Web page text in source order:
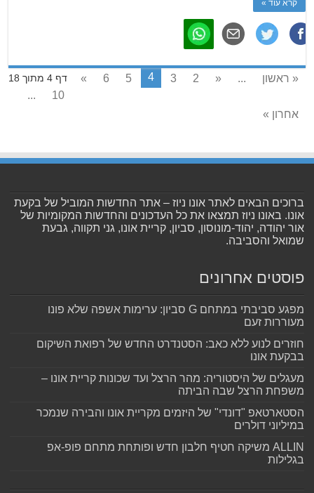
קרא עוד »
דף 4 מתוך 18 « ראשון ...
«
2
3
4
5
6
»
10
...
אחרון »
ברוכים הבאים לאתר אונו ניוז – אתר החדשות המוביל של בקעת
אונו. באונו ניוז תמצאו את כל העדכונים והחדשות המקומיות של
אור יהודה, יהוד-מונוסון, סביון, קריית אונו, גני תקווה, גבעת
שמואל והסביבה.
פוסטים אחרונים
מפגע סביבתי במתחם G סביון: ערימות אשפה שלא פונו
מעוררות זעם
חוזרים לנוע ללא כאב: הסטנדרט החדש של רפואת השיקום
בבקעת אונו
מעגלים של היסטוריה: מהר הרצל ועד שכונות קריית אונו –
משפחת הרצל שבה הביתה
הסטארטאפ "דונדי" של היזמים מקריית אונו והבירה שנמכר
במיליוני דולרים
ALLIN משיקה חטיף חלבון חדש ופותחת מתחם פופ-אפ
בגלילות